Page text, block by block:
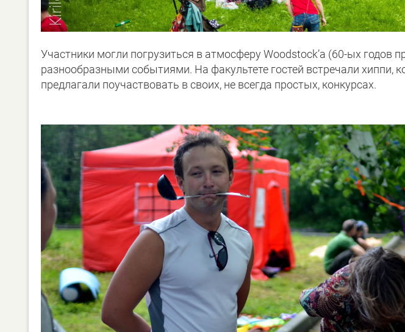
Участники могли погрузиться в атмосферу Woodstock’а (60-ых годов
разнообразными событиями. На факультете гостей встречали хиппи,
предлагали поучаствовать в своих, не всегда простых, конкурсах.